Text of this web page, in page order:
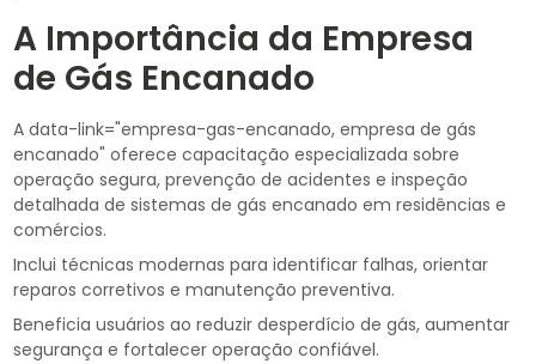
A Importância da Empresa
de Gás Encanado
A data-link="empresa-gas-encanado, empresa de gás
encanado" oferece capacitação especializada sobre
operação segura, prevenção de acidentes e inspeção
detalhada de sistemas de gás encanado em residências e
comércios.
Inclui técnicas modernas para identificar falhas, orientar
reparos corretivos e manutenção preventiva.
Beneficia usuários ao reduzir desperdício de gás, aumentar
segurança e fortalecer operação confiável.